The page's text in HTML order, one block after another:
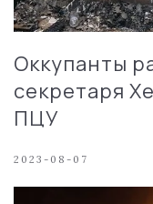
Оккупанты
секретаря
ПЦУ
2023-08-07